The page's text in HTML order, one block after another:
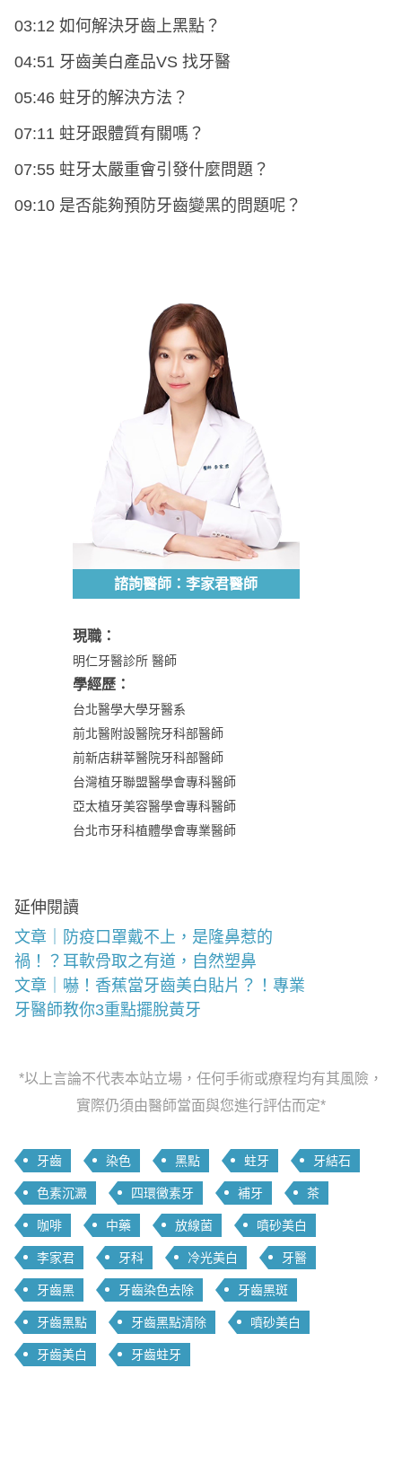
03:12 如何解決牙齒上黑點？
04:51 牙齒美白產品VS 找牙醫
05:46 蛀牙的解決方法？
07:11 蛀牙跟體質有關嗎？
07:55 蛀牙太嚴重會引發什麼問題？
09:10 是否能夠預防牙齒變黑的問題呢？
諮詢醫師：李家君醫師
現職：
明仁牙醫診所 醫師
學經歷：
台北醫學大學牙醫系
前北醫附設醫院牙科部醫師
前新店耕莘醫院牙科部醫師
台灣植牙聯盟醫學會專科醫師
亞太植牙美容醫學會專科醫師
台北市牙科植體學會專業醫師
延伸閱讀
文章｜防疫口罩戴不上，是隆鼻惹的
禍！？耳軟骨取之有道，自然塑鼻
文章｜嚇！香蕉當牙齒美白貼片？！專業
牙醫師教你3重點擺脫黃牙
*以上言論不代表本站立場，任何手術或療程均有其風險，
實際仍須由醫師當面與您進行評估而定*
牙齒 染色 黑點 蛀牙 牙結石
色素沉澱 四環黴素牙 補牙 茶
咖啡 中藥 放線菌 噴砂美白
李家君 牙科 冷光美白 牙醫
牙齒黑 牙齒染色去除 牙齒黑斑
牙齒黑點 牙齒黑點清除 噴砂美白
牙齒美白 牙齒蛀牙